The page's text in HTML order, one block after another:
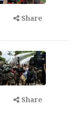
Share
Share